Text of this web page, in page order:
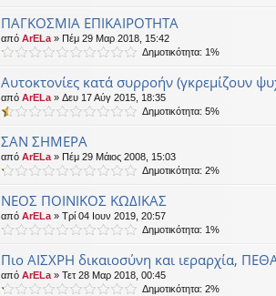
ΠΑΓΚΟΣΜΙΑ ΕΠΙΚΑΙΡΟΤΗΤΑ
από ArELa » Πέμ 29 Μαρ 2018, 15:42
Δημοτικότητα: 1%
Αυτοκτονίες κατά συρροήν (γκρεμίζουν
από ArELa » Δευ 17 Αύγ 2015, 18:35
Δημοτικότητα: 5%
ΣΑΝ ΣΗΜΕΡΑ
από ArELa » Πέμ 29 Μάιος 2008, 15:03
Δημοτικότητα: 2%
ΝΕΟΣ ΠΟΙΝΙΚΟΣ ΚΩΔΙΚΑΣ
από ArELa » Τρί 04 Ιουν 2019, 20:57
Δημοτικότητα: 1%
Πιο ΑΙΣΧΡΗ δικαιοσύνη και ιεραρχία,
από ArELa » Τετ 28 Μαρ 2018, 00:45
Δημοτικότητα: 2%